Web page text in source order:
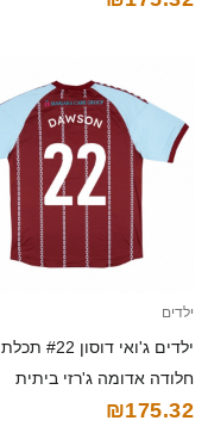
ילדים
ילדים ג'ואי דוסון #22 תכלת
חלודה אדומה ג'רזי ביתית
2025/26 חולצה קצרה
₪175.32